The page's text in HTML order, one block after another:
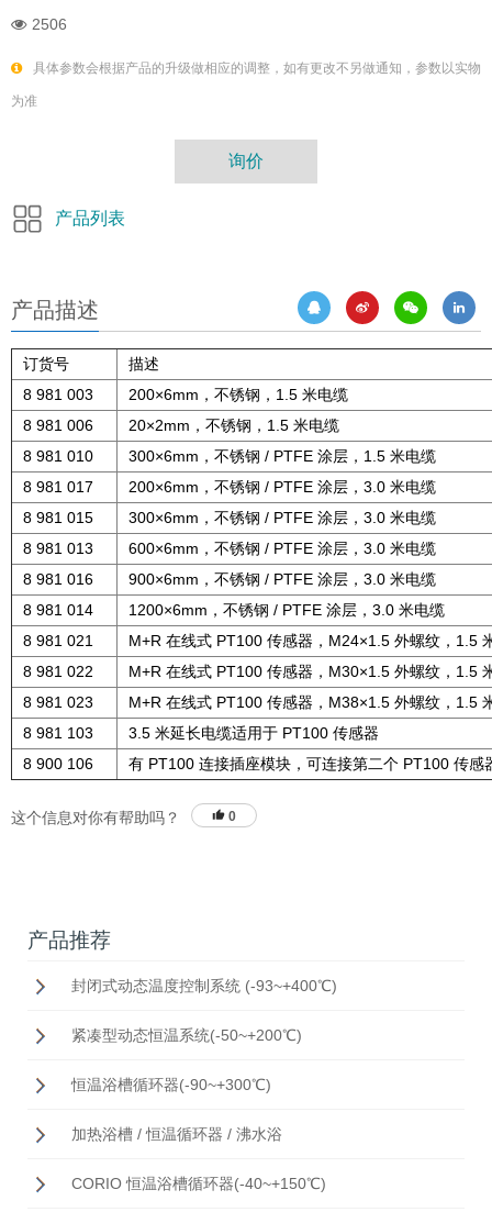
2506
具体参数会根据产品的升级做相应的调整，如有更改不另做通知，参数以实物
为准
询价
产品列表
产品描述
订货号
描述
8 981 003
200×6mm，不锈钢，1.5 米电缆
8 981 006
20×2mm，不锈钢，1.5 米电缆
8 981 010
300×6mm，不锈钢 / PTFE 涂层，1.5 米电缆
8 981 017
200×6mm，不锈钢 / PTFE 涂层，3.0 米电缆
8 981 015
300×6mm，不锈钢 / PTFE 涂层，3.0 米电缆
8 981 013
600×6mm，不锈钢 / PTFE 涂层，3.0 米电缆
8 981 016
900×6mm，不锈钢 / PTFE 涂层，3.0 米电缆
8 981 014
1200×6mm，不锈钢 / PTFE 涂层，3.0 米电缆
8 981 021
M+R 在线式 PT100 传感器，M24×1.5 外螺纹，1.5
8 981 022
M+R 在线式 PT100 传感器，M30×1.5 外螺纹，1.5
8 981 023
M+R 在线式 PT100 传感器，M38×1.5 外螺纹，1.5
8 981 103
3.5 米延长电缆适用于 PT100 传感器
8 900 106
有 PT100 连接插座模块，可连接第二个 PT100 传感
这个信息对你有帮助吗？ 0
产品推荐
封闭式动态温度控制系统 (-93~+400℃)
紧凑型动态恒温系统(-50~+200℃)
恒温浴槽循环器(-90~+300℃)
加热浴槽 / 恒温循环器 / 沸水浴
CORIO 恒温浴槽循环器(-40~+150℃)